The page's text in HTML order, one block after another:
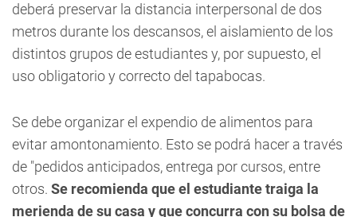
deberá preservar la distancia interpersonal de dos
metros durante los descansos, el aislamiento de los
distintos grupos de estudiantes y, por supuesto, el
uso obligatorio y correcto del tapabocas.
Se debe organizar el expendio de alimentos para
evitar amontonamiento. Esto se podrá hacer a través
de "pedidos anticipados, entrega por cursos, entre
otros. Se recomienda que el estudiante traiga la
merienda de su casa y que concurra con su bolsa de